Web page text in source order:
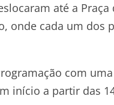
até a
onde cada um
com
início a partir das